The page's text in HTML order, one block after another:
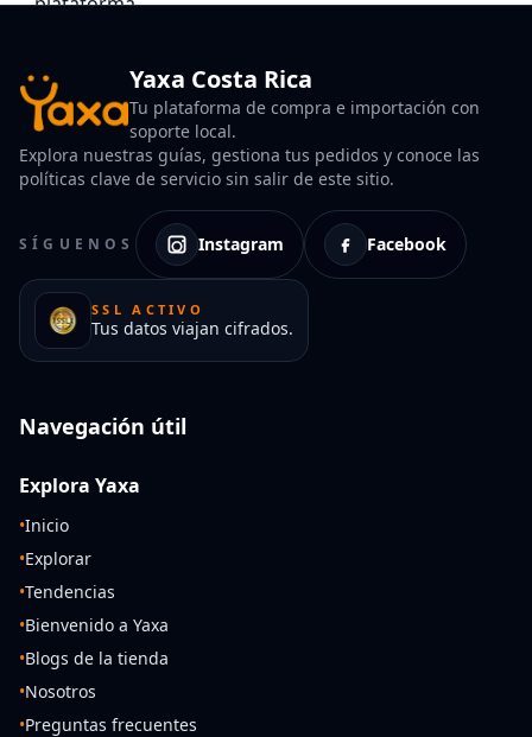
Yaxa Costa Rica
Tu plataforma de compra e importación con
soporte local.
Explora nuestras guías, gestiona tus pedidos y conoce las
políticas clave de servicio sin salir de este sitio.
SÍGUENOS Instagram Facebook
SSL ACTIVO
Tus datos viajan cifrados.
Navegación útil
Explora Yaxa
•Inicio
•Explorar
•Tendencias
•Bienvenido a Yaxa
•Blogs de la tienda
•Nosotros
•Preguntas frecuentes